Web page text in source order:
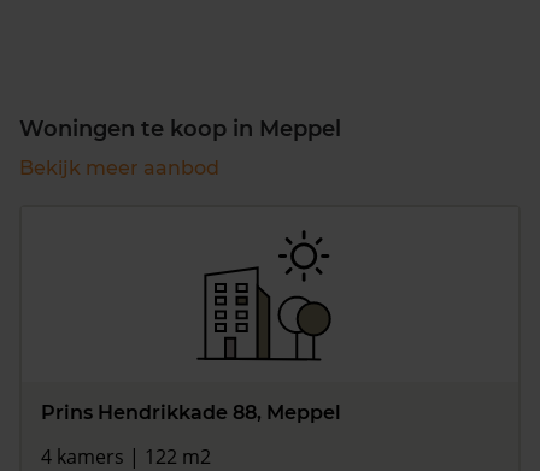
Woningen te koop in Meppel
Bekijk meer aanbod
Prins Hendrikkade 88, Meppel
4 kamers | 122 m2